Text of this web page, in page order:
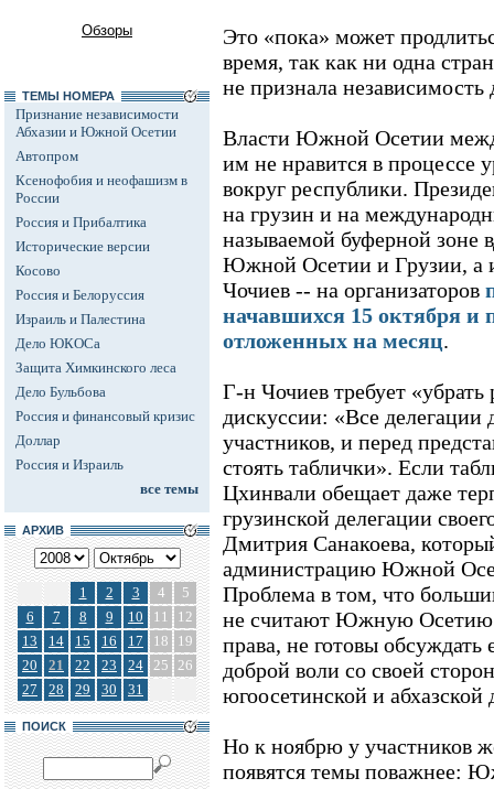
Обзоры
ТЕМЫ НОМЕРА
Признание независимости
Абхазии и Южной Осетии
Автопром
Ксенофобия и неофашизм в
России
Россия и Прибалтика
Исторические версии
Косово
Россия и Белоруссия
Израиль и Палестина
Дело ЮКОСа
Защита Химкинского леса
Дело Бульбова
Россия и финансовый кризис
Доллар
Россия и Израиль
все темы
АРХИВ
1 2 3 4
5
6
7 8 9 10 11
12
13
14 15 16 17 18
19
20
21 22 23 24 25 26
27
28 29 30 31
ПОИСК
Это «пока» может
время, так как ни одна
не признала независимость
Власти Южной Осетии
им не нравится в процессе
вокруг республики.
на грузин и на
называемой буферной зоне
Южной Осетии и Грузии, а
Чочиев -- на организаторов
начавшихся 15 октября и
отложенных на месяц.
Г-н Чочиев требует «убрать
дискуссии: «Все делегации
участников, и перед
стоять таблички». Если
Цхинвали обещает даже
грузинской делегации
Дмитрия Санакоева,
администрацию Южной
Проблема в том, что
не считают Южную Осетию
права, не готовы
доброй воли со своей
югоосетинской и абхазской
Но к ноябрю у участников
появятся темы поважнее: